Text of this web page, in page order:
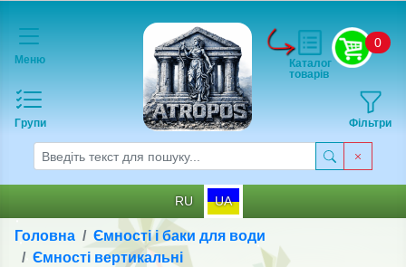
Меню
Групи
0
Фільтри
Каталог
товарів
RU UA
Головна
Ємності і баки для води
Ємності вертикальні